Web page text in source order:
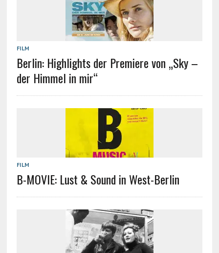
FILM
Berlin: Highlights der Premiere von „Sky –
der Himmel in mir“
FILM
B-MOVIE: Lust & Sound in West-Berlin